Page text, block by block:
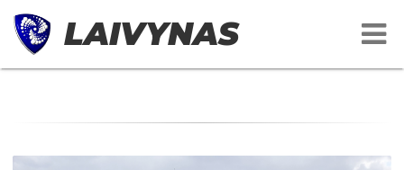
LAIVYNAS